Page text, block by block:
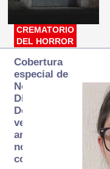
Ciudad
noticias,
hacemos periodismo
CREMATORIO
DEL HORROR
Cobertura
especial de
Norte
Digital:
Donde la
verdad
arde… pero
no se
consume